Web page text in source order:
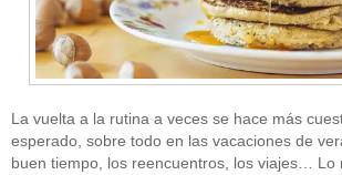
La vuelta a la rutina a veces se hace más
esperado, sobre todo en las vacaciones de
buen tiempo, los reencuentros, los viajes… Lo